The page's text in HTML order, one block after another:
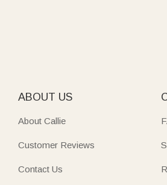
ABOUT US
About Callie
Customer Reviews
Contact Us